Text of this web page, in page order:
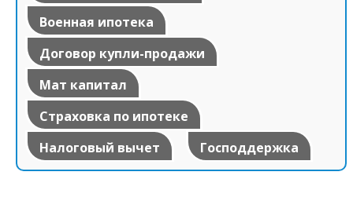
Военная ипотека
Договор купли-продажи
Мат капитал
Страховка по ипотеке
Налоговый вычет
Господдержка